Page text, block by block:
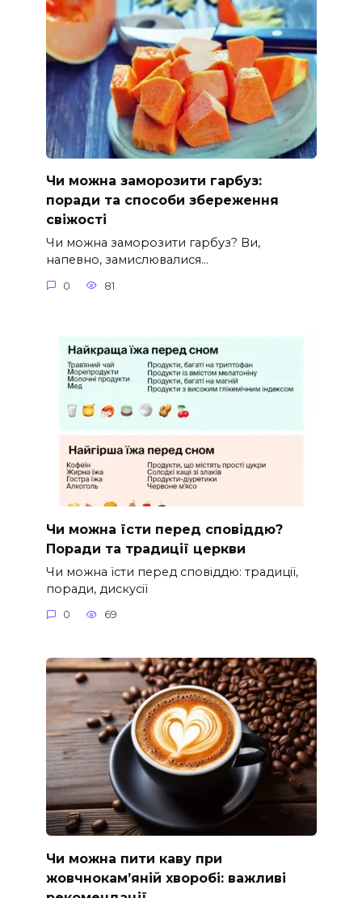
Чи можна заморозити гарбуз:
поради та способи збереження
свіжості
Чи можна заморозити гарбуз? Ви,
напевно, замислювалися…
0 81
Чи можна їсти перед сповіддю?
Поради та традиції церкви
Чи можна їсти перед сповіддю: традиції,
поради, дискусії
0 69
Чи можна пити каву при
жовчнокам’яній хворобі: важливі